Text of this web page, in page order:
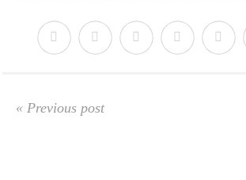
Japon
« Previous post